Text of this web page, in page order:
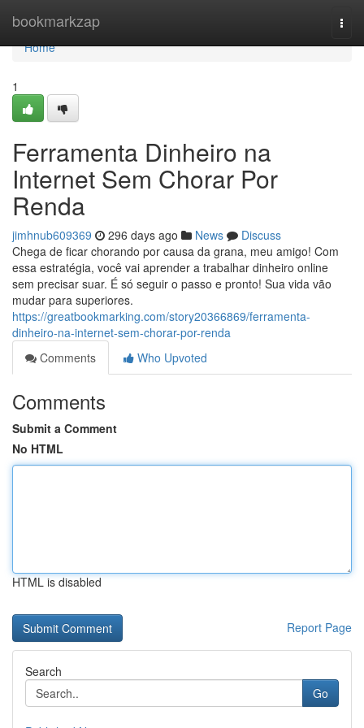
bookmarkzap
Home
Home
1
Ferramenta Dinheiro na
Internet Sem Chorar Por
Renda
jimhnub609369 296 days ago News
Discuss
Chega de ficar chorando por causa da grana, meu amigo! Com
essa estratégia, você vai aprender a trabalhar dinheiro online
sem precisar suar. É só seguir o passo e pronto! Sua vida vão
mudar para superiores.
https://greatbookmarking.com/story20366869/ferramenta-
dinheiro-na-internet-sem-chorar-por-renda
Comments
Who Upvoted
Comments
Submit a Comment
No HTML
HTML is disabled
Report Page
Search
Go